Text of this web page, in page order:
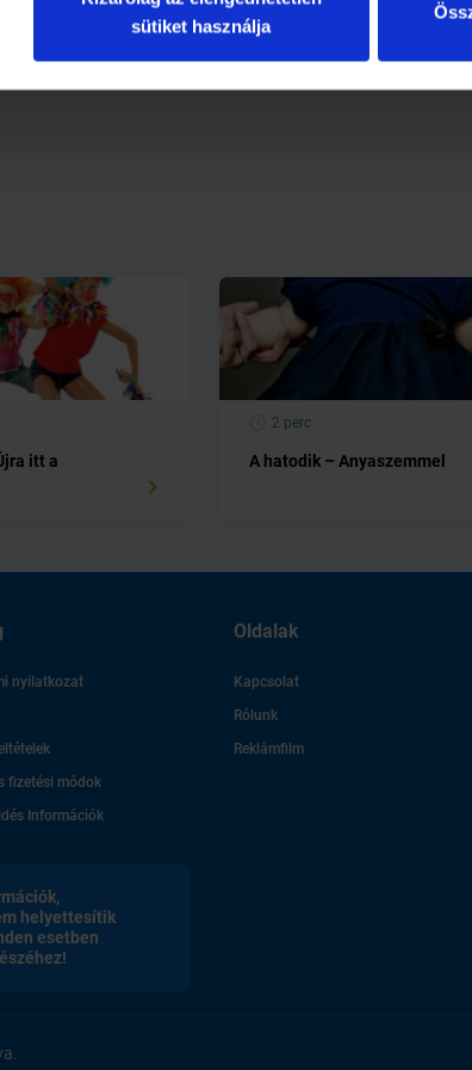
sütiket használja
itt a
2 perc
A hatodik – Anyaszemmel
nyilatkozat
fizetési módok
Információk
Oldalak
Kapcsolat
Rólunk
Reklámfilm
helyettesítik
esetben